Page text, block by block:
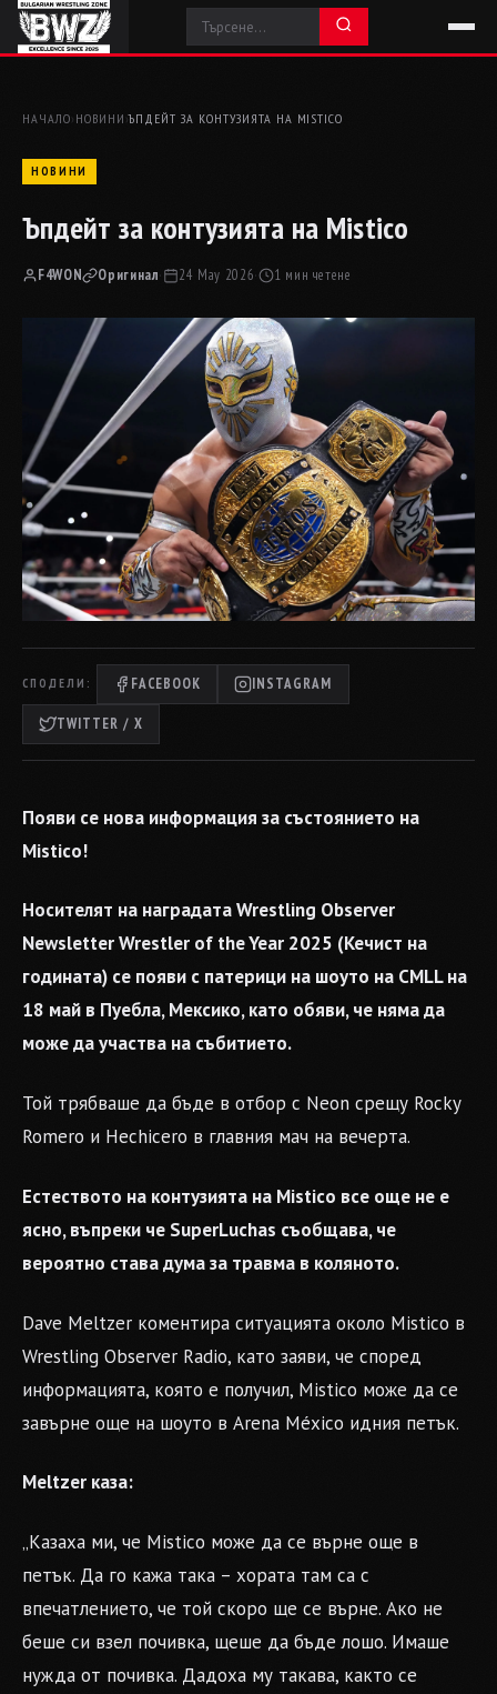
НАЧАЛО› НОВИНИ ›ЪПДЕЙТ ЗА КОНТУЗИЯТА НА MISTICO
НОВИНИ
Ъпдейт за контузията на Mistico
F4WON Оригинал· 24 May 2026· 1 мин четене
СПОДЕЛИ: FACEBOOK INSTAGRAM
TWITTER / X
Появи се нова информация за състоянието на
Mistico!
Носителят на наградата Wrestling Observer
Newsletter Wrestler of the Year 2025 (Кечист на
годината) се появи с патерици на шоуто на CMLL на
18 май в Пуебла, Мексико, като обяви, че няма да
може да участва на събитието.
Той трябваше да бъде в отбор с Neon срещу Rocky
Romero и Hechicero в главния мач на вечерта.
Естеството на контузията на Mistico все още не е
ясно, въпреки че SuperLuchas съобщава, че
вероятно става дума за травма в коляното.
Dave Meltzer коментира ситуацията около Mistico в
Wrestling Observer Radio, като заяви, че според
информацията, която е получил, Mistico може да се
завърне още на шоуто в Arena México идния петък.
Meltzer каза:
„Казаха ми, че Mistico може да се върне още в
петък. Да го кажа така – хората там са с
впечатлението, че той скоро ще се върне. Ако не
беше си взел почивка, щеше да бъде лошо. Имаше
нужда от почивка. Дадоха му такава, както се